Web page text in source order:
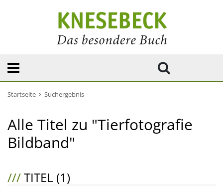
Startseite Suchergebnis
Alle Titel zu "Tierfotografie
Bildband"
///TITEL (1)